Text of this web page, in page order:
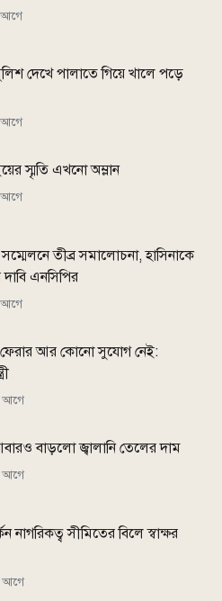
আগে
দেখে পালাতে গিয়ে খালে পড়ে
আগে
স্মৃতি এখনো অম্লান
আগে
তীব্র সমালোচনা, হাসিনাকে
এনসিপির
আগে
ফেরার আর কোনো সুযোগ নেই:
আগে
বাড়লো জ্বালানি তেলের দাম
আগে
নাগরিকত্ব সীমিতের বিলে স্বাক্ষর
আগে